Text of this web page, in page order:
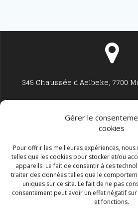
Gérer le
cookies
Pour offrir les meilleures expériences,
telles que les cookies pour stocker et/ou
appareils. Le fait de consentir à ces
traiter des données telles que le
uniques sur ce site. Le fait de ne pas
consentement peut avoir un effet négatif
et fonctions.
345 Chaussée d'Aelbeke, 7700